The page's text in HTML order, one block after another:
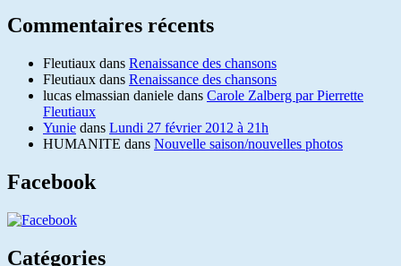
Commentaires récents
Fleutiaux dans Renaissance des chansons
Fleutiaux dans Renaissance des chansons
lucas elmassian daniele dans Carole Zalberg par Pierrette
Fleutiaux
Yunie dans Lundi 27 février 2012 à 21h
HUMANITE dans Nouvelle saison/nouvelles photos
Facebook
Catégories